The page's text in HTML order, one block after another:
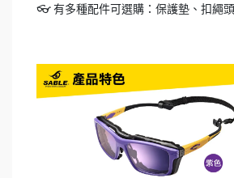
👓 有多種配件可選購：保護墊、扣繩